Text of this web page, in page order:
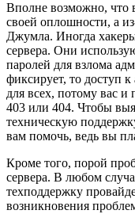
Вполне возможно, что
своей оплошности, а
Джумла. Иногда
сервера. Они
паролей для взлома
фиксирует, то доступ
для всех, потому вас и
403 или 404. Чтобы
техническую
вам помочь, ведь вы
Кроме того, порой
сервера. В любом
техподдержку
возникновения